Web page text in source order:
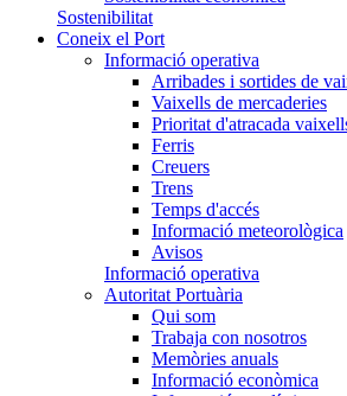
Sostenibilitat
Coneix el Port
Informació operativa
Arribades i sortides de
Vaixells de mercaderies
Prioritat d'atracada
Ferris
Creuers
Trens
Temps d'accés
Informació meteorològica
Avisos
Informació operativa
Autoritat Portuària
Qui som
Trabaja con nosotros
Memòries anuals
Informació econòmica